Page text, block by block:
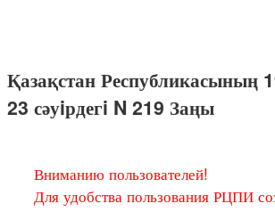
Қазақстан Республикасының
23 сәуiрдегi N 219 Заңы
Вниманию пользователей!
Для удобства пользования РЦПИ